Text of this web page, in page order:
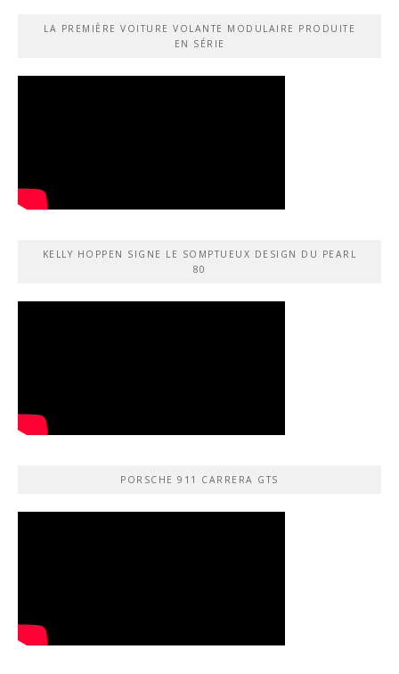
LA PREMIÈRE VOITURE VOLANTE MODULAIRE PRODUITE
EN SÉRIE
KELLY HOPPEN SIGNE LE SOMPTUEUX DESIGN DU PEARL
80
PORSCHE 911 CARRERA GTS